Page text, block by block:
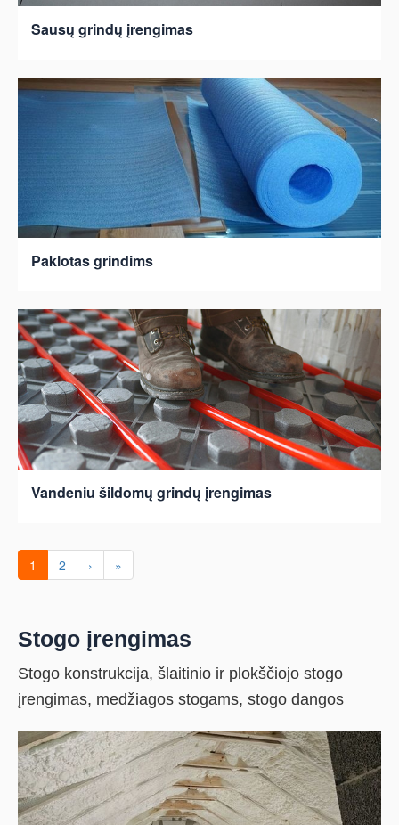
Sausų grindų įrengimas
Paklotas grindims
Vandeniu šildomų grindų įrengimas
1 2 › »
Stogo įrengimas
Stogo konstrukcija, šlaitinio ir plokščiojo stogo
įrengimas, medžiagos stogams, stogo dangos